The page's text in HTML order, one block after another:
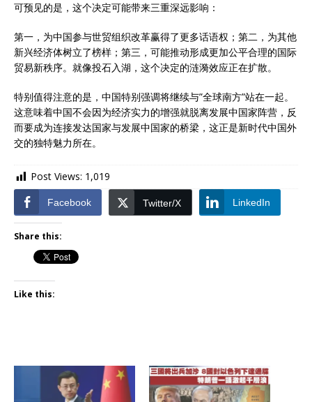
可预见的是，这个决定可能带来三重深远影响：
第一，为中国参与世贸组织改革赢得了更多话语权；第二，为其他
新兴经济体树立了榜样；第三，可能推动形成更加公平合理的国际
贸易新秩序。就像投石入湖，这个决定的涟漪效应正在扩散。
特别值得注意的是，中国特别强调将继续与”全球南方”站在一起。
这意味着中国不会因为经济实力的增强就脱离发展中国家阵营，反
而要成为连接发达国家与发展中国家的桥梁，这正是新时代中国外
交的独特魅力所在。
Post Views: 1,019
Facebook Twitter/X LinkedIn
Share this:
Like this: